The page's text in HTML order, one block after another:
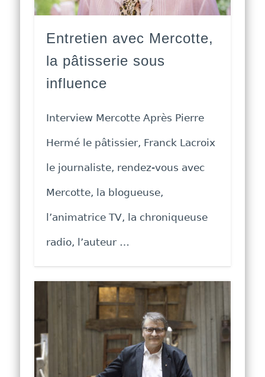
Entretien avec Mercotte,
la pâtisserie sous
influence
Interview Mercotte Après Pierre
Hermé le pâtissier, Franck Lacroix
le journaliste, rendez-vous avec
Mercotte, la blogueuse,
l’animatrice TV, la chroniqueuse
radio, l’auteur …